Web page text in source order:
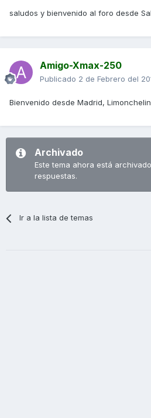
saludos y bienvenido al foro desde
Amigo-Xmax-250
Publicado 2 de Febrero del
Bienvenido desde Madrid, Limonchelin
Archivado
Este tema ahora está
respuestas.
Ir a la lista de temas